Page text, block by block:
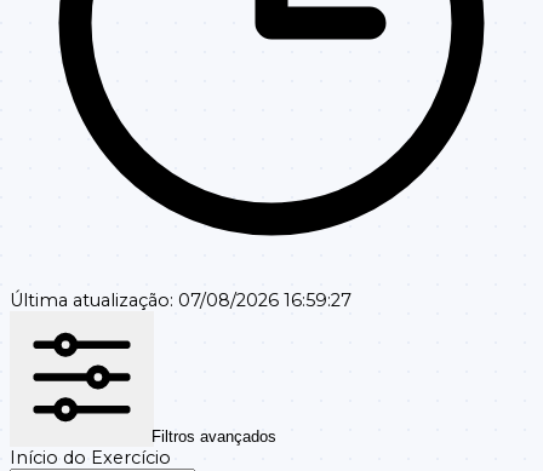
Última atualização: 07/08/2026 16:59:27
Filtros avançados
Início do Exercício